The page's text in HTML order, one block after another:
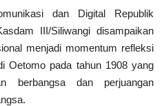
dan Digital Republik
III/Siliwangi disampaikan
menjadi momentum refleksi
Oetomo pada tahun 1908 yang
berbangsa dan perjuangan